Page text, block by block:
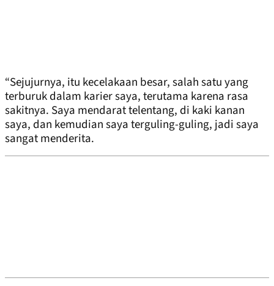
“Sejujurnya, itu kecelakaan besar, salah satu yang
terburuk dalam karier saya, terutama karena rasa
sakitnya. Saya mendarat telentang, di kaki kanan
saya, dan kemudian saya terguling-guling, jadi saya
sangat menderita.